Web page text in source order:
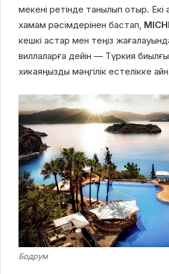
мекені ретінде танылып отыр. Екі
хамам рәсімдерінен бастап,
кешкі астар мен теңіз
виллаларға дейін — Түркия
хикаяңызды мәңгілік естелікке
Бодрум